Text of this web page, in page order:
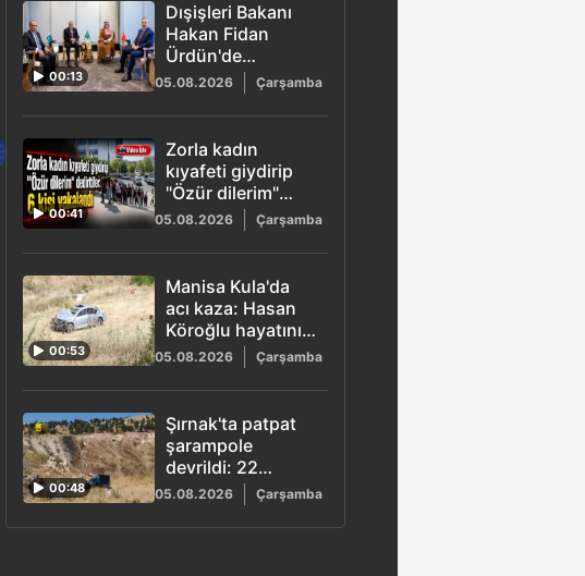
00:13
Dışişleri Bakanı
Hakan Fidan
Ürdün'de
temaslarını
sürdürüyor:
Dörtlü zirve
gerçekleşti
05.08.2026 Çarşamba
00:41
Zorla kadın
kıyafeti giydirip
"Özür dilerim"
dedirttiler: 6 kişi
yakalandı
05.08.2026 Çarşamba
00:53
Manisa Kula'da
acı kaza: Hasan
Köroğlu hayatını
kaybetti
05.08.2026 Çarşamba
00:48
Şırnak'ta patpat
şarampole
devrildi: 22
yaşındaki Ayşe
Ece hayatını
kaybetti, 3 yaralı
05.08.2026 Çarşamba